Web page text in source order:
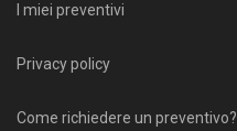
I miei preventivi
Privacy policy
Come richiedere un preventivo?